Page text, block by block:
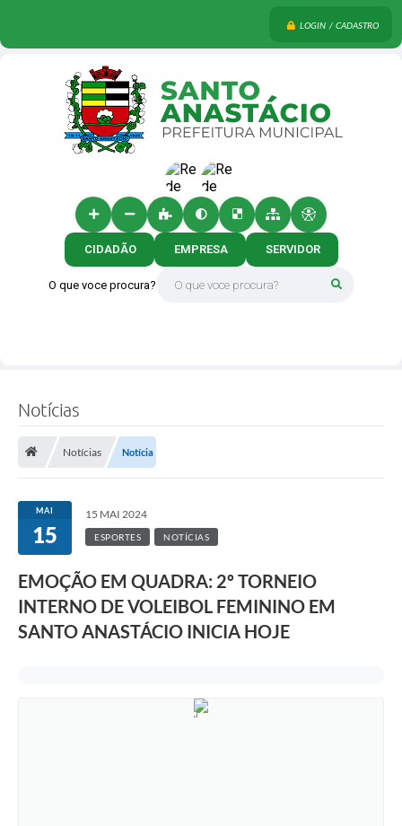
LOGIN / CADASTRO
O que voce procura?
CIDADÃO EMPRESA SERVIDOR
Notícias
Notícias Notícia
MAI
15
15 MAI 2024
ESPORTES NOTÍCIAS
EMOÇÃO EM QUADRA: 2º TORNEIO
INTERNO DE VOLEIBOL FEMININO EM
SANTO ANASTÁCIO INICIA HOJE